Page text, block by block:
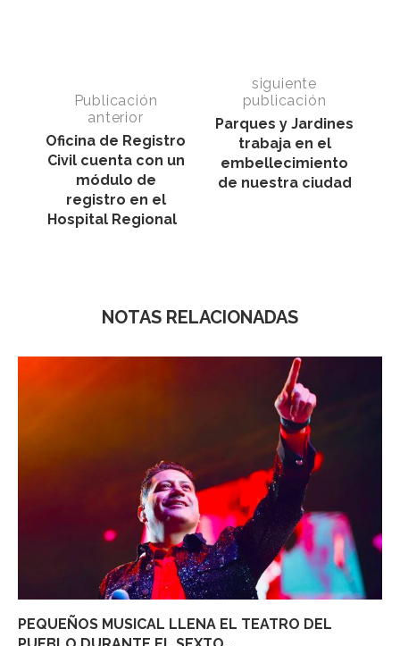
Publicación
anterior
Oficina de Registro
Civil cuenta con un
módulo de
registro en el
Hospital Regional
siguiente
publicación
Parques y Jardines
trabaja en el
embellecimiento
de nuestra ciudad
NOTAS RELACIONADAS
PEQUEÑOS MUSICAL LLENA EL TEATRO DEL